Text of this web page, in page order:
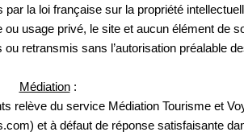
la loi française sur la propriété
usage privé, le site et aucun élément de
retransmis sans l’autorisation préalable
Médiation:
relève du service Médiation Tourisme et
et à défaut de réponse satisfaisante